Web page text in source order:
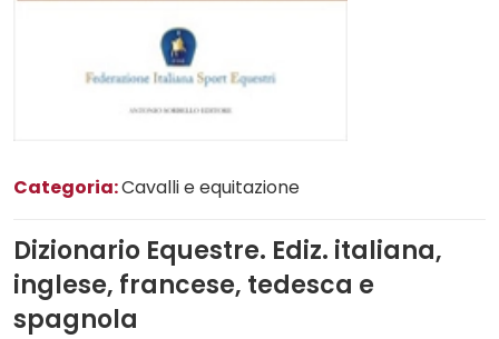
Categoria:Cavalli e equitazione
Dizionario Equestre. Ediz. italiana,
inglese, francese, tedesca e
spagnola